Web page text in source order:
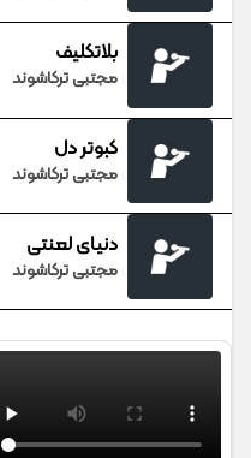
بلاتکلیف
مجتبی ترکاشوند
کبوتر دل
مجتبی ترکاشوند
دنیای لعنتی
مجتبی ترکاشوند